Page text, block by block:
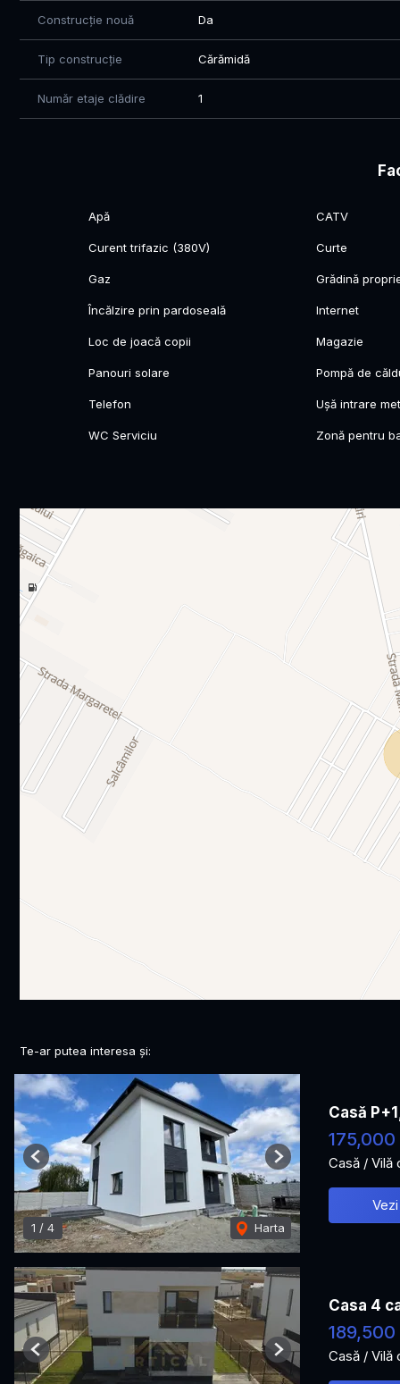
Construcție nouă Da
Tip construcție Cărămidă
Număr etaje clădire 1
Apă CATV
Curent trifazic (380V) Curte
Gaz Grădină
Încălzire prin pardoseală Internet
Loc de joacă copii Magazie
Panouri solare Pompă de
Telefon Ușă intrare
WC Serviciu Zonă pentru
Te-ar putea interesa și:
1 / 4 Harta
Previous Next
Casă
175,000
Casă / Vilă
Previous Next
Casa 4
189,500
Casă / Vilă